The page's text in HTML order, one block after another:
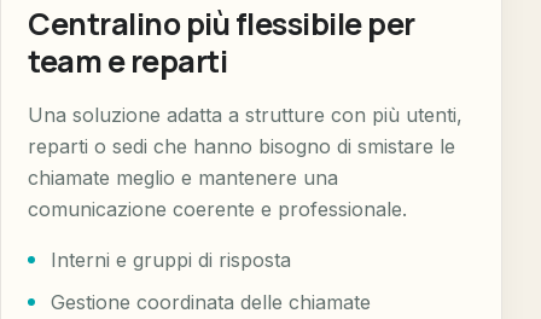
Centralino più flessibile per
team e reparti
Una soluzione adatta a strutture con più utenti,
reparti o sedi che hanno bisogno di smistare le
chiamate meglio e mantenere una
comunicazione coerente e professionale.
Interni e gruppi di risposta
Gestione coordinata delle chiamate